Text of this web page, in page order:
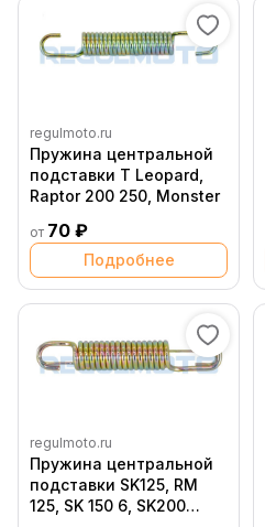
regulmoto.ru
Пружина центральной
подставки T Leopard,
Raptor 200 250, Monster
от 70 ₽
Подробнее
regulmoto.ru
Пружина центральной
подставки SK125, RM
125, SK 150 6, SK200